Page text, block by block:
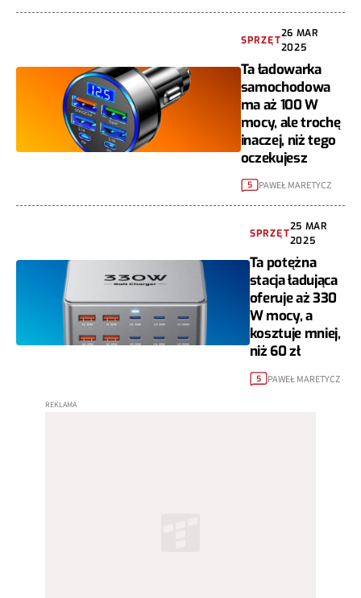
SPRZĘT
26 MAR
2025
Ta ładowarka
samochodowa
ma aż 100 W
mocy, ale trochę
inaczej, niż tego
oczekujesz
5 PAWEŁ MARETYCZ
SPRZĘT
25 MAR
2025
Ta potężna
stacja ładująca
oferuje aż 330
W mocy, a
kosztuje mniej,
niż 60 zł
5 PAWEŁ MARETYCZ